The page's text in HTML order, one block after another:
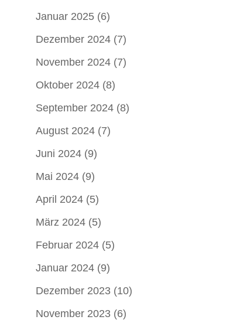
Januar 2025(6)
Dezember 2024(7)
November 2024(7)
Oktober 2024(8)
September 2024(8)
August 2024(7)
Juni 2024(9)
Mai 2024(9)
April 2024(5)
März 2024(5)
Februar 2024(5)
Januar 2024(9)
Dezember 2023(10)
November 2023(6)